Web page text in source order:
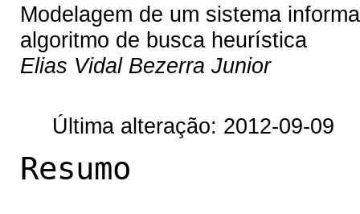
Modelagem de um sistema
algoritmo de busca heurística
Elias Vidal Bezerra Junior
Última alteração: 2012-09-09
Resumo